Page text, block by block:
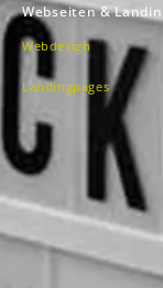
Webseiten &
Webdesign
Landingpages